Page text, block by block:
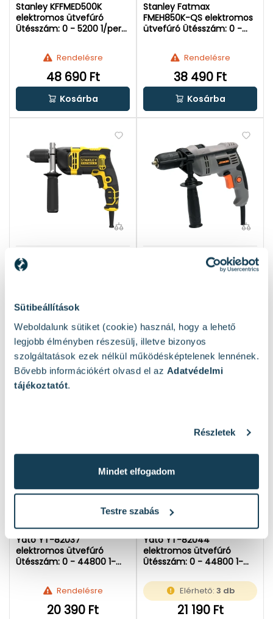
Sütibeállítások
Weboldalunk sütiket (cookie) használ, hogy a lehető
legjobb élményben részesülj, illetve bizonyos
szolgáltatások ezek nélkül működésképtelenek lennének.
Bővebb információkért olvasd el az Adatvédelmi
tájékoztatót.
Részletek
Mindet elfogadom
Testre szabás
Stanley KFFMED500K
elektromos ütvefúró
Ütésszám: 0 - 5200 1/perc
Kofferben
Rendelésre
48 690 Ft
Kosárba
Stanley Fatmax
FMEH850K-QS elektromos
ütvefúró Ütésszám: 0 -
Falban: 18 mm | 850 W |
KofferbenRendelésre
38 490 Ft
Kosárba
Stanley Fatmax FMEH750-
Falban: 16 mm | 750 W |
Rendelésre
22 690 Ft
Kosárba
Sthor 78997 elektromos
Elérhető:1 db
9 090 Ft
Kosárba
Yato YT-82037
elektromos ütvefúró
Ütésszám: 0 - 44800 1-m |
Kartondobozban
Rendelésre
20 390 Ft
Yato YT-82044
elektromos ütvefúró
Ütésszám: 0 - 44800 1-m |
Kartondobozban
Elérhető:3 db
21 190 Ft